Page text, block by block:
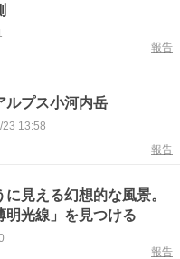
報告
プス小河内岳
23 13:58
報告
見える幻想的な風景。
明光線」を見つける
報告